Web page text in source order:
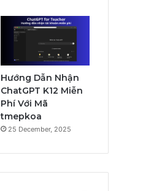
Hướng Dẫn Nhận
ChatGPT K12 Miễn
Phí Với Mã
tmepkoa
25 December, 2025